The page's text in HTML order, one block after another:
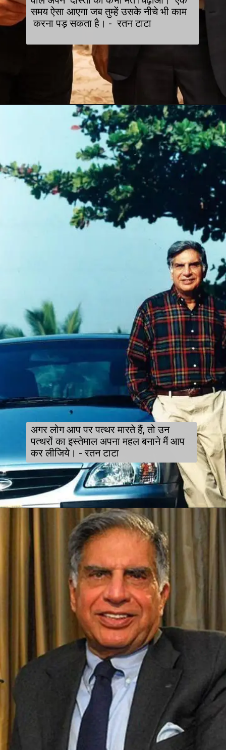
समय ऐसा आएगा जब तुम्हें उसके नीचे भी काम
करना पड़ सकता है। - रतन टाटा
अगर लोग आप पर पत्थर मारते हैं, तो उन
पत्थरों का इस्तेमाल अपना महल बनाने मैं आप
कर लीजिये। - रतन टाटा